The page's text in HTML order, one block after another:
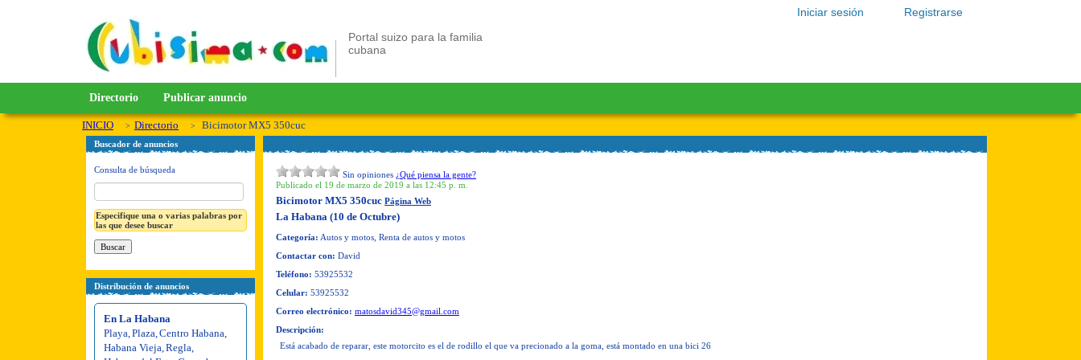
Registrarse
Iniciar sesión
Portal suizo para la familia
cubana
Directorio Publicar anuncio
INICIO Directorio Bicimotor MX5 350cuc
Buscador de anuncios
Consulta de búsqueda
Especifique una o varias palabras por
las que desee buscar
Distribución de anuncios
En La Habana
Playa Plaza Centro Habana
Habana Vieja Regla
Sin opiniones ¿Qué piensa la gente?
Publicado el 19 de marzo de 2019 a las 12:45 p. m.
Bicimotor MX5 350cuc Página Web
La Habana (10 de Octubre)
Categoría: Autos y motos, Renta de autos y motos
Contactar con: David
Teléfono: 53925532
Celular: 53925532
Correo electrónico: matosdavid345@gmail.com
Descripción:
Está acabado de reparar, este motorcito es el de rodillo el que va precionado a la goma, está montado en una bici 26